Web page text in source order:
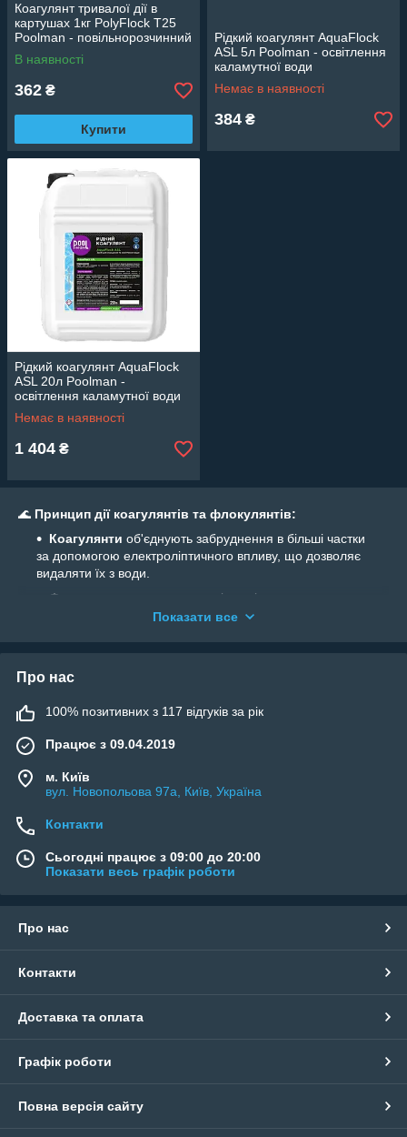
Коагулянт тривалої дії в
картушах 1кг PolyFlock T25
Poolman - повільнорозчинний
засіб для освітлення води
В наявності
362 ₴
Купити
Рідкий коагулянт AquaFlock
ASL 5л Poolman - освітлення
каламутної води
Немає в наявності
384 ₴
Рідкий коагулянт AquaFlock
ASL 20л Poolman -
освітлення каламутної води
Немає в наявності
1 404 ₴
🌊 Принцип дії коагулянтів та флокулянтів:
Коагулянти об'єднують забруднення в більші частки
за допомогою електроліптичного впливу, що дозволяє
видаляти їх з води.
Флокулянти
створюють полімерні мости, що
поєднують частинки забруднень, утворюючи більші
💧Основні відмінності:
осад, який легко збирати пилососом, але не всі фільтри
дозволяє очистити воду більш ефективно, і вони
можуть бути захоплені більшістю фільтрів.
Показати все
Про нас
100% позитивних з 117 відгуків за рік
Працює з 09.04.2019
м. Київ
вул. Новопольова 97а, Київ, Україна
Контакти
Сьогодні працює з 09:00 до 20:00
Показати весь графік роботи
Про нас
Контакти
Доставка та оплата
Графік роботи
Повна версія сайту